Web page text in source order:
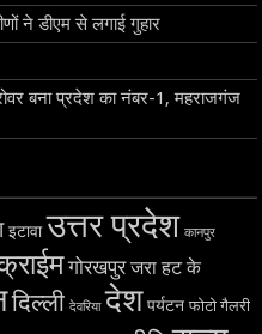
ने डीएम से लगाई गुहार
बना प्रदेश का नंबर-1, महराजगंज
इटावा उत्तर प्रदेश कानपुर
गोरखपुर जरा हट के
दिल्ली देवरिया देश पर्यटन फोटो गैलरी